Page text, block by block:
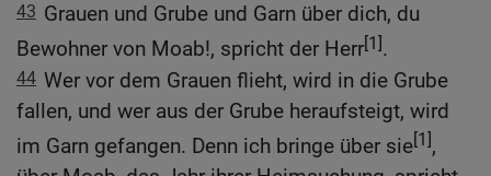
43 Grauen und Grube und Garn über dich, du
Bewohner von Moab!, spricht der Herr[1].
44 Wer vor dem Grauen flieht, wird in die Grube
fallen, und wer aus der Grube heraufsteigt, wird
im Garn gefangen. Denn ich bringe über sie[1],